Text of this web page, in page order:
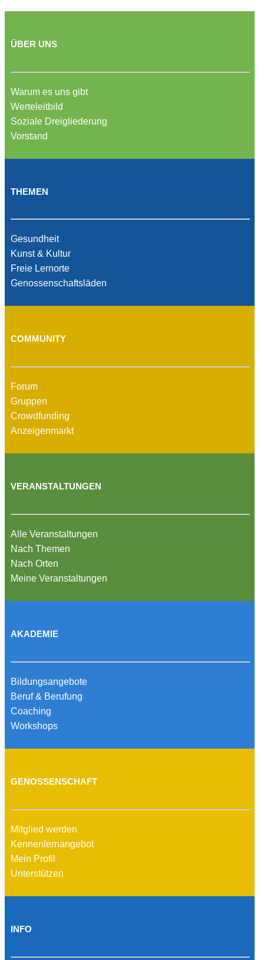
ÜBER UNS
Warum es uns gibt
Werteleitbild
Soziale Dreigliederung
Vorstand
THEMEN
Gesundheit
Kunst & Kultur
Freie Lernorte
Genossenschaftsläden
COMMUNITY
Forum
Gruppen
Crowdfunding
Anzeigenmarkt
VERANSTALTUNGEN
Alle Veranstaltungen
Nach Themen
Nach Orten
Meine Veranstaltungen
AKADEMIE
Bildungsangebote
Beruf & Berufung
Coaching
Workshops
GENOSSENSCHAFT
Mitglied werden
Kennenlernangebot
Mein Profil
Unterstützen
INFO